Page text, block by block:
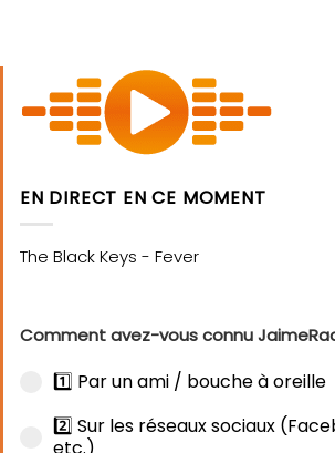
EN DIRECT EN CE MOMENT
Comment avez-vous connu
1️⃣ Par un ami / bouche à oreille
2️⃣ Sur les réseaux sociaux